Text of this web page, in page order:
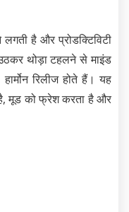
है और प्रोडक्टिविटी
थोड़ा टहलने से माइंड
रिलीज होते हैं। यह
मूड को फ्रेश करता है और